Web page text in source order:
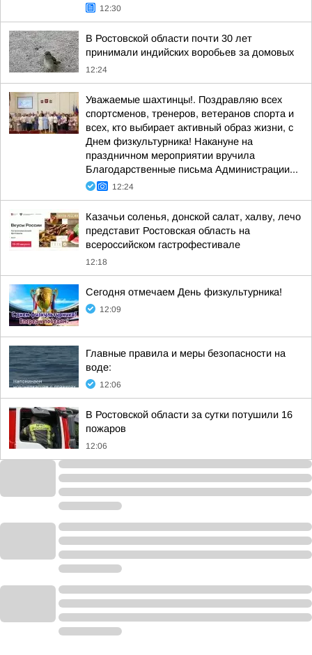
12:30
В Ростовской области почти 30 лет
принимали индийских воробьев за домовых
12:24
Уважаемые шахтинцы!. Поздравляю всех
спортсменов, тренеров, ветеранов спорта и
всех, кто выбирает активный образ жизни, с
Днем физкультурника! Накануне на
праздничном мероприятии вручила
Благодарственные письма Администрации...
12:24
Казачьи соленья, донской салат, халву, лечо
представит Ростовская область на
всероссийском гастрофестивале
12:18
Сегодня отмечаем День физкультурника!
12:09
Главные правила и меры безопасности на
воде:
12:06
В Ростовской области за сутки потушили 16
пожаров
12:06